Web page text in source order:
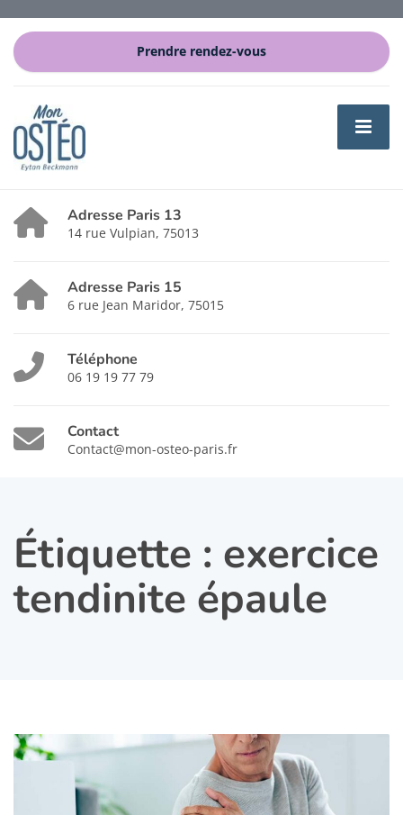
Prendre rendez-vous
Adresse Paris 13
14 rue Vulpian, 75013
Adresse Paris 15
6 rue Jean Maridor, 75015
Téléphone
06 19 19 77 79
Contact
Contact@mon-osteo-paris.fr
Étiquette : exercice
tendinite épaule